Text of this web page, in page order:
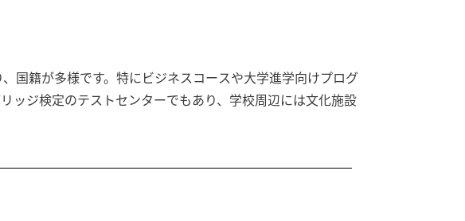
国籍が多様です。特にビジネスコースや大学進学向けプログ
ッジ検定のテストセンターでもあり、学校周辺には文化施設